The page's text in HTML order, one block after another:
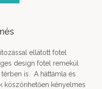
ellátott fotel
design fotel remekül
is. A háttámla és
köszönhetően kényelmes